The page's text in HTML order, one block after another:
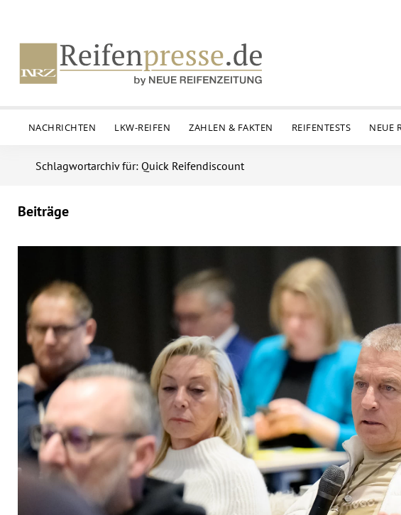
NACHRICHTEN LKW-REIFEN ZAHLEN & FAKTEN REIFENTESTS NEUE
Schlagwortarchiv für: Quick Reifendiscount
Beiträge